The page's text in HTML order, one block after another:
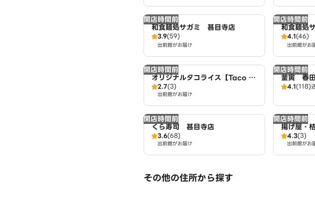
開店時間前
和食麺処サガミ 甚目寺店
3.9(59)
出前館がお届け
開店時間前
和食麺処
4.1(46)
出前館がお
開店時間前
オリジナルタコライス【Taco fe
liz】 名古屋店
2.7(3)
出前館がお届け
開店時間前
釜寅 春
4.1(118)
開店時間前
くら寿司 甚目寺店
3.6(68)
出前館がお届け
開店時間前
揚げ屋・
4.3(3)
出前館がお
その他の住所から探す